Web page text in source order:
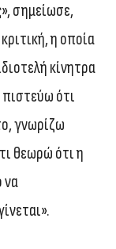
σημείωσε,
η οποία
κίνητρα
ότι
γνωρίζω
θεωρώ ότι η
να